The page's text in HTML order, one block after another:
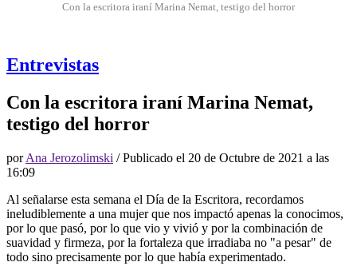
Con la escritora iraní Marina Nemat, testigo del horror
Entrevistas
Con la escritora iraní Marina Nemat,
testigo del horror
porAna Jerozolimski / Publicado el 20 de Octubre de 2021 a las
16:09
Al señalarse esta semana el Día de la Escritora, recordamos
ineludiblemente a una mujer que nos impactó apenas la conocimos,
por lo que pasó, por lo que vio y vivió y por la combinación de
suavidad y firmeza, por la fortaleza que irradiaba no "a pesar" de
todo sino precisamente por lo que había experimentado.